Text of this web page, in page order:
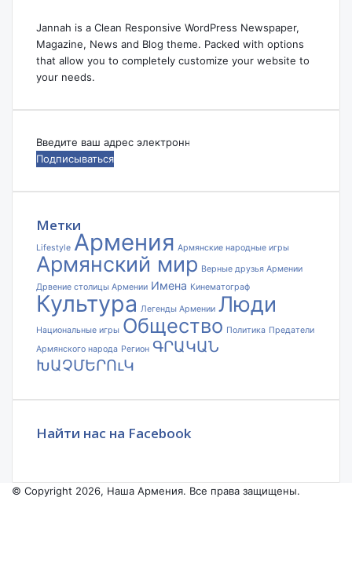
Jannah is a Clean Responsive WordPress Newspaper,
Magazine, News and Blog theme. Packed with options
that allow you to completely customize your website to
your needs.
Введите
ваш
электронной
Метки
Lifestyle Армения Армянские народные игры
Армянский мир Верные друзья Армении
Дрвение столицы Армении Имена Кинематограф
Культура Легенды Армении Люди
Национальные игры Общество Политика Предатели
Армянского народа Регион ԳՐԱԿԱՆ
ԽԱՉՄԵՐՈւԿ
Найти нас на Facebook
© Copyright 2026, Наша Армения. Все права защищены.